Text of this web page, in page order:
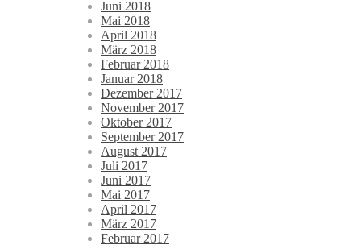
Juni 2018
Mai 2018
April 2018
März 2018
Februar 2018
Januar 2018
Dezember 2017
November 2017
Oktober 2017
September 2017
August 2017
Juli 2017
Juni 2017
Mai 2017
April 2017
März 2017
Februar 2017